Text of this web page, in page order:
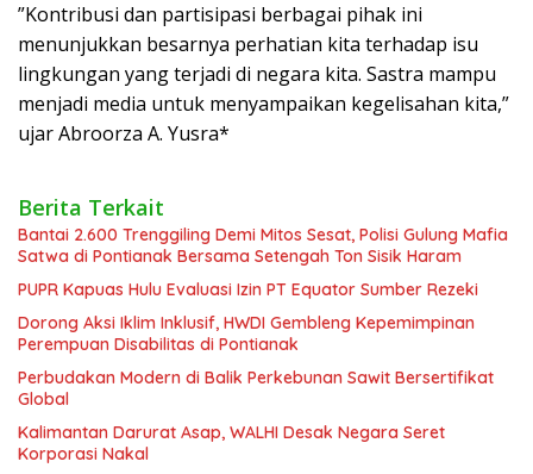
”Kontribusi dan partisipasi berbagai pihak ini
menunjukkan besarnya perhatian kita terhadap isu
lingkungan yang terjadi di negara kita. Sastra mampu
menjadi media untuk menyampaikan kegelisahan kita,”
ujar Abroorza A. Yusra*
Berita Terkait
Bantai 2.600 Trenggiling Demi Mitos Sesat, Polisi Gulung Mafia
Satwa di Pontianak Bersama Setengah Ton Sisik Haram
PUPR Kapuas Hulu Evaluasi Izin PT Equator Sumber Rezeki
Dorong Aksi Iklim Inklusif, HWDI Gembleng Kepemimpinan
Perempuan Disabilitas di Pontianak
Perbudakan Modern di Balik Perkebunan Sawit Bersertifikat
Global
Kalimantan Darurat Asap, WALHI Desak Negara Seret
Korporasi Nakal